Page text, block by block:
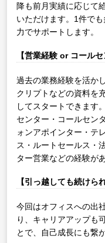
降も前月実績に応じて
いただけます。1件で
力でサポートします。
【営業経験 or コール
過去の業務経験を活か
クリプトなどの資料を
してスタートできます
センター・コールセン
ォンアポインター・テ
ス・ルートセールス・
ター営業などの経験が
【引っ越しても続けら
今回はオフィスへの出
り、キャリアアップも
とで、自己成長にも繋